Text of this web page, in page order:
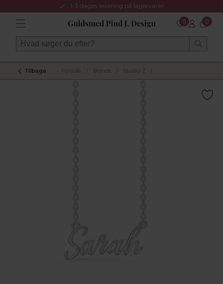
1-3 dages levering på lagervarer
0 0
Tilbage Forside Brands Studio Z